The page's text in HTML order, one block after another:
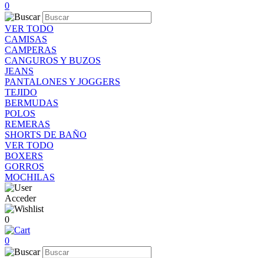
0
VER TODO
CAMISAS
CAMPERAS
CANGUROS Y BUZOS
JEANS
PANTALONES Y JOGGERS
TEJIDO
BERMUDAS
POLOS
REMERAS
SHORTS DE BAÑO
VER TODO
BOXERS
GORROS
MOCHILAS
Acceder
0
0